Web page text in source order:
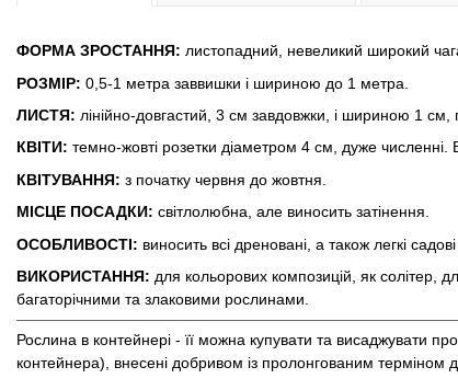
ФОРМА ЗРОСТАННЯ: листопадний, невеликий широкий
РОЗМІР: 0,5-1 метра заввишки і шириною до 1 метра.
ЛИСТЯ: лінійно-довгастий, 3 см завдовжки, і шириною 1
КВІТИ: темно-жовті розетки діаметром 4 см, дуже численні.
КВІТУВАННЯ: з початку червня до жовтня.
МІСЦЕ ПОСАДКИ: світлолюбна, але виносить затінення.
ОСОБЛИВОСТІ: виносить всі дреновані, а також легкі
ВИКОРИСТАННЯ: для кольорових композицій, як солітер,
багаторічними та злаковими рослинами.
Рослина в контейнері - її можна купувати та висаджувати
контейнера), внесені добривом із пролонгованим терміном